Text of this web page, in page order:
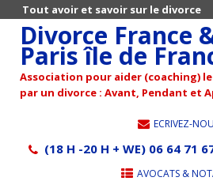
Tout avoir et savoir sur le divorce
Divorce France
Paris île de
Association pour aider (coaching)
par un divorce : Avant, Pendant et
ECRIVEZ-
(18 H -20 H + WE) 06 64 71
AVOCATS &